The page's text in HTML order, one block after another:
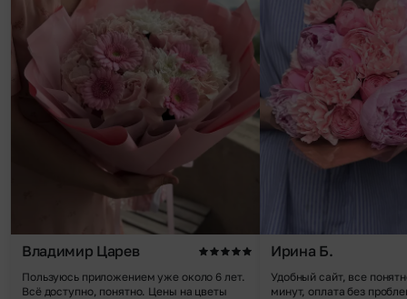
Владимир Царев
Пользуюсь приложением уже около 6 лет.
Всё доступно, понятно. Цены на цветы
Ирина Б.
Удобный сайт, все
минут, оплата без